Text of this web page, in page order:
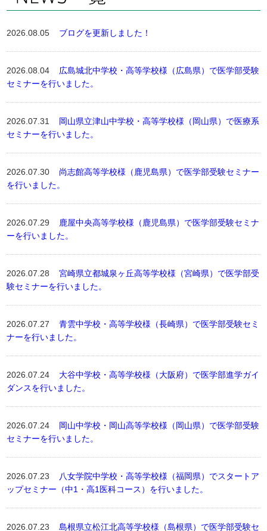
2026.08.05 ブログを更新しました！
2026.08.04 広島城北中学校・高等学校様（広島県）で医学部受験
セミナーを行いました。
2026.07.31 岡山県立津山中学校・高等学校様（岡山県）で医療系
セミナーを行いました。
2026.07.30 尚志館高等学校様（鹿児島県）で医学部受験セミナー
を行いました。
2026.07.29
鹿屋中央高等学校様（鹿児島県）で医学部受験セミナ
ーを行いました。
2026.07.28宮崎県立都城泉ヶ丘高等学校様（宮崎県）で医学部受
験セミナーを行いました。
2026.07.27青雲中学校・高等学校様（長崎県）で医学部受験セミ
ナーを行いました。
2026.07.24 大谷中学校・高等学校様（大阪府）で医学部進学ガイ
ダンスを行いました。
2026.07.24 岡山中学校・岡山高等学校様（岡山県）で医学部受験
セミナーを行いました。
2026.07.23
八女学院中学校・高等学校様（福岡県）でスタートア
ップセミナー（中1・高1医科コース）を行いました。
2026.07.23島根県立松江北高等学校様（島根県）で医学部受験セ